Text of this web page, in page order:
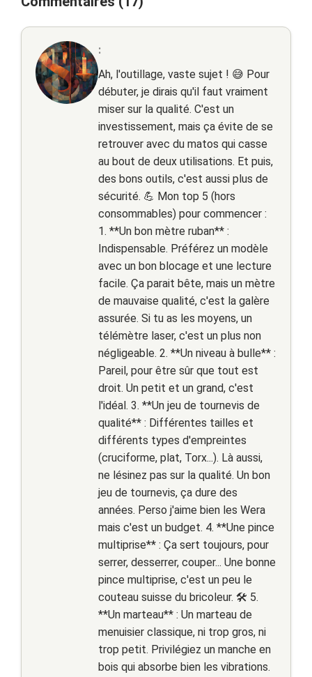
:
Ah, l'outillage, vaste sujet ! 😅 Pour
débuter, je dirais qu'il faut vraiment
miser sur la qualité. C'est un
investissement, mais ça évite de se
retrouver avec du matos qui casse
au bout de deux utilisations. Et puis,
des bons outils, c'est aussi plus de
sécurité. 💪 Mon top 5 (hors
consommables) pour commencer :
1. **Un bon mètre ruban** :
Indispensable. Préférez un modèle
avec un bon blocage et une lecture
facile. Ça parait bête, mais un mètre
de mauvaise qualité, c'est la galère
assurée. Si tu as les moyens, un
télémètre laser, c'est un plus non
négligeable. 2. **Un niveau à bulle** :
Pareil, pour être sûr que tout est
droit. Un petit et un grand, c'est
l'idéal. 3. **Un jeu de tournevis de
qualité** : Différentes tailles et
différents types d'empreintes
(cruciforme, plat, Torx...). Là aussi,
ne lésinez pas sur la qualité. Un bon
jeu de tournevis, ça dure des
années. Perso j'aime bien les Wera
mais c'est un budget. 4. **Une pince
multiprise** : Ça sert toujours, pour
serrer, desserrer, couper... Une bonne
pince multiprise, c'est un peu le
couteau suisse du bricoleur. 🛠️ 5.
**Un marteau** : Un marteau de
menuisier classique, ni trop gros, ni
trop petit. Privilégiez un manche en
bois qui absorbe bien les vibrations.